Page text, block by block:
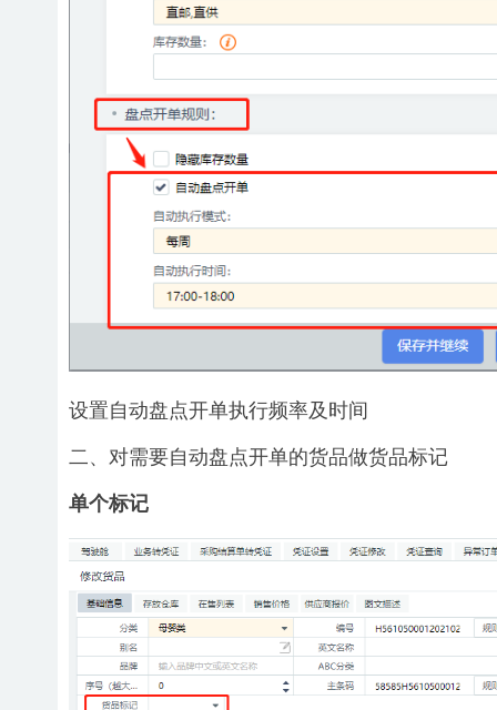
设置自动盘点开单执行频率及时间
二、对需要自动盘点开单的货品做货品标记
单个标记